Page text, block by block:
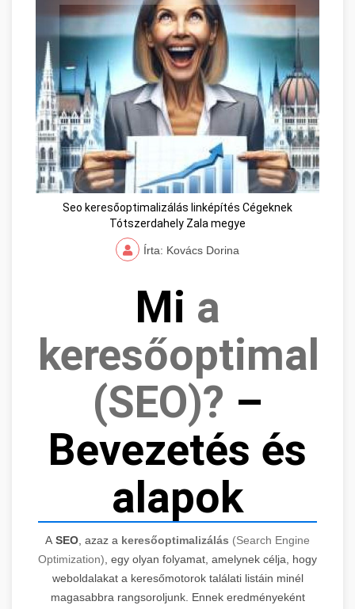
Seo keresőoptimalizálás linképítés Cégeknek
Tótszerdahely Zala megye
Írta: Kovács Dorina
Mi a
(SEO)? –
Bevezetés és
alapok
A SEO, azaz a keresőoptimalizálás (Search Engine
Optimization), egy olyan folyamat, amelynek célja, hogy
weboldalakat a keresőmotorok találati listáin minél
magasabbra rangsoroljunk. Ennek eredményeként